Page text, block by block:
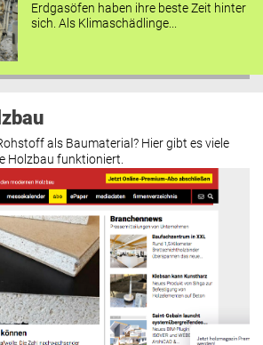
Erdgasöfen haben ihre beste Zeit hinter
sich. Als Klimaschädlinge...
als Baumaterial? Hier gibt es viele
Holzbau funktioniert.